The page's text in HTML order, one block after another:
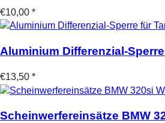
€10,00 *
Aluminium Differenzial-
€13,50 *
Scheinwerfereinsätze BMW